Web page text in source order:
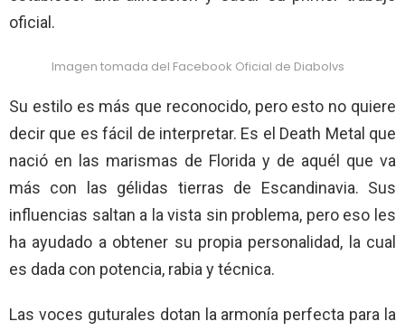
oficial.
Imagen tomada del Facebook Oficial de Diabolvs
Su estilo es más que reconocido, pero esto no quiere
decir que es fácil de interpretar. Es el Death Metal que
nació en las marismas de Florida y de aquél que va
más con las gélidas tierras de Escandinavia. Sus
influencias saltan a la vista sin problema, pero eso les
ha ayudado a obtener su propia personalidad, la cual
es dada con potencia, rabia y técnica.
Las voces guturales dotan la armonía perfecta para la